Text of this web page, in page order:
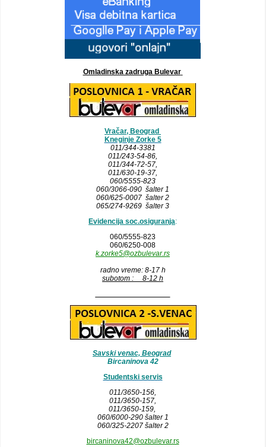
Omladinska zadruga Bulevar
Vračar, Beograd
Kneginje Zorke 5
011/344-3381
011/243-54-86,
011/344-72-57,
011/630-19-37,
060/5555-823
060/3066-090 šalter 1
060/625-0007 šalter 2
065/274-9269 šalter 3
Evidencija soc.osiguranja:
060/5555-823
060/6250-008
k.zorke5@ozbulevar.rs
radno vreme: 8-17 h
subotom : 8-12 h
Savski venac, Beograd
Bircaninova 42
Studentski servis
011/3650-156,
011/3650-157,
011/3650-159,
060/6000-290 šalter 1
060/325-2207 šalter 2
bircaninova42@ozbulevar.rs